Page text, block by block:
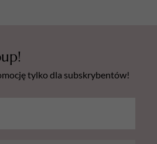
tylko dla subskrybentów!